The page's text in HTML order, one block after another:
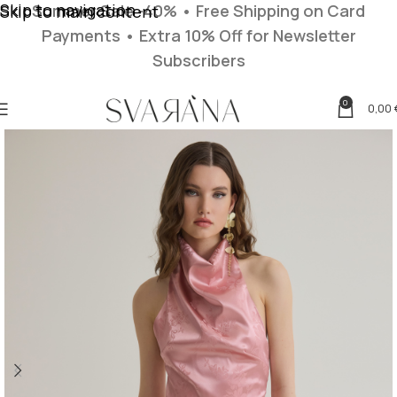
Skip to navigation
Skip to main content
0 0,00
Summer Sale -40% • Free Shipping on Card
Payments • Extra 10% Off for Newsletter
Subscribers